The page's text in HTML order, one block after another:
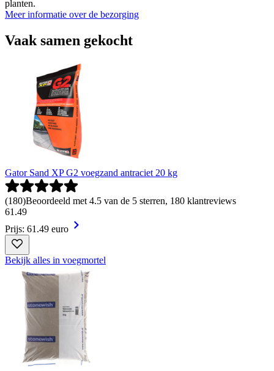
planten.
Meer informatie over de bezorging
Vaak samen gekocht
Gator Sand XP G2 voegzand antraciet 20 kg
(180)Beoordeeld met 4.5 van de 5 sterren, 180 klantreviews
61 .49
Prijs: 61.49 euro
Bekijk alles in voegmortel